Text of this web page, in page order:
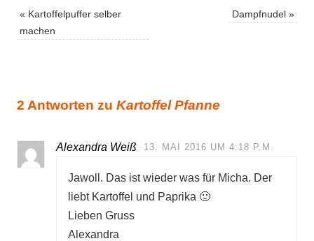
« Kartoffelpuffer selber
machen
Dampfnudel »
2 Antworten zu Kartoffel Pfanne
Alexandra Weiß 13. MAI 2016 UM 4:18 P.M.
Jawoll. Das ist wieder was für Micha. Der
liebt Kartoffel und Paprika 🙂
Lieben Gruss
Alexandra